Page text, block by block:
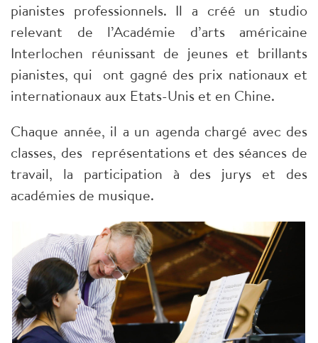
pianistes professionnels. Il a créé un studio
relevant de l’Académie d’arts américaine
Interlochen réunissant de jeunes et brillants
pianistes, qui ont gagné des prix nationaux et
internationaux aux Etats-Unis et en Chine.
Chaque année, il a un agenda chargé avec des
classes, des représentations et des séances de
travail, la participation à des jurys et des
académies de musique.